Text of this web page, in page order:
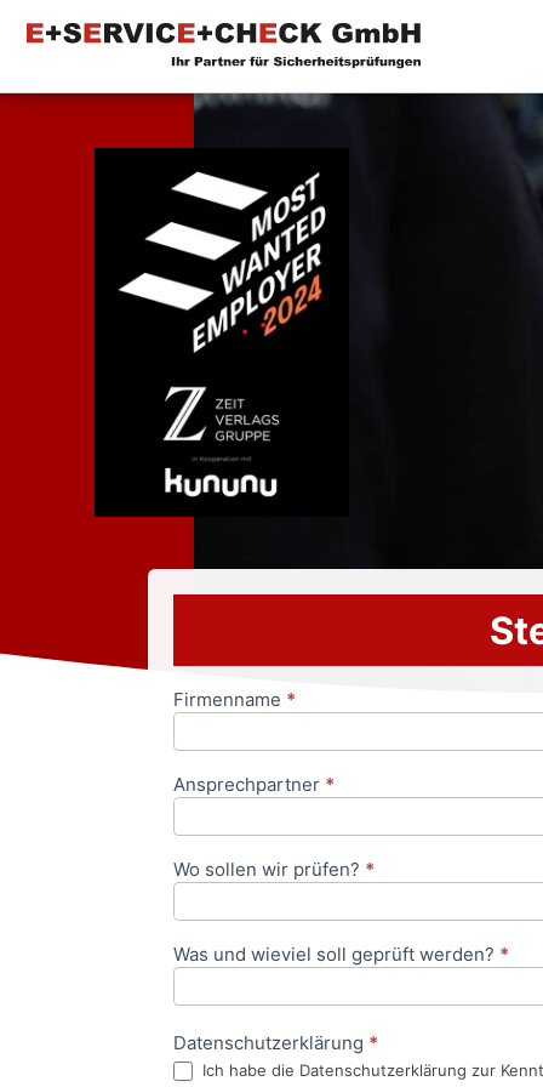
Anfrageformular
Firmenname *
Ansprechpartner *
Wo sollen wir prüfen? *
Was und wieviel soll geprüft werden? *
Datenschutzerklärung *
Ich habe die Datenschutzerklärung zur